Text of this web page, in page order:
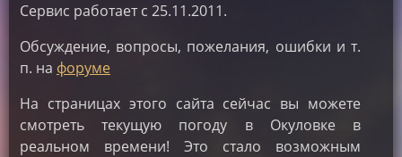
Сервис работает с 25.11.2011.
Обсуждение, вопросы, пожелания, ошибки и т.
п. на форуме
На страницах этого сайта сейчас вы можете
смотреть текущую погоду в Окуловке в
реальном времени! Это стало возможным